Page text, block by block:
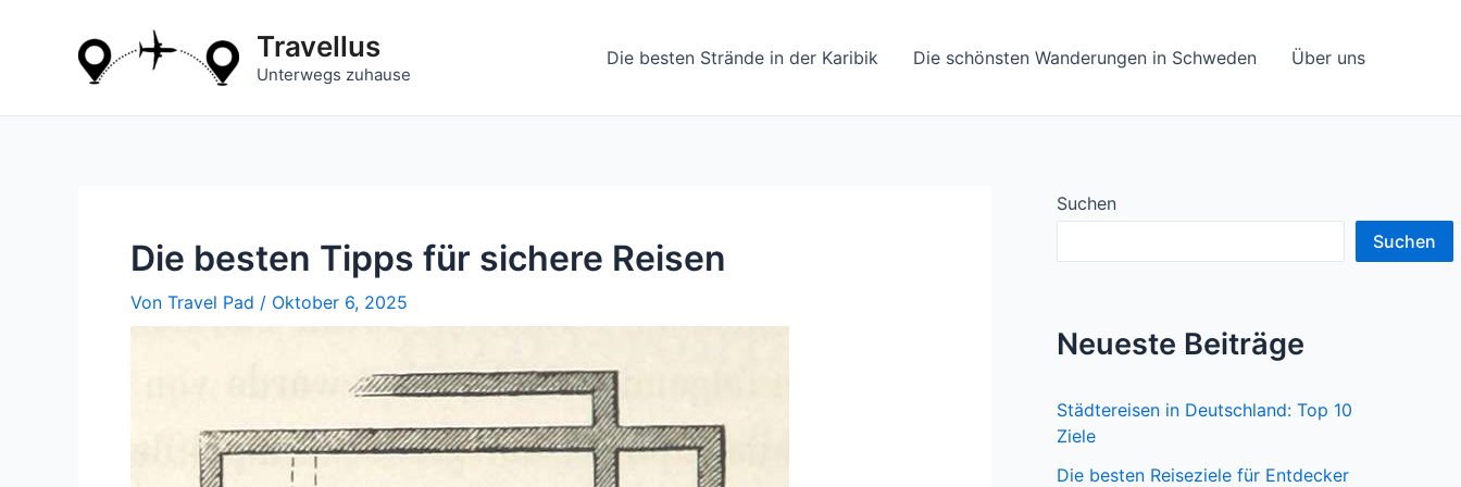
Travellus
Unterwegs zuhause
Die besten Strände in der Karibik Die schönsten Wanderungen in Schweden Über uns
Die besten Tipps für sichere Reisen
Von Travel Pad / Oktober 6, 2025
Suchen
Suchen
Neueste Beiträge
Städtereisen in Deutschland: Top 10
Ziele
Die besten Reiseziele für Entdecker